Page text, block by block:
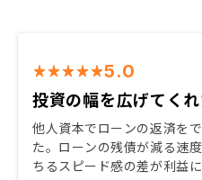
5.0
投資の幅を広げてく
他人資本でローンの返済を
た。ローンの残債が減る速
ちるスピード感の差が利益